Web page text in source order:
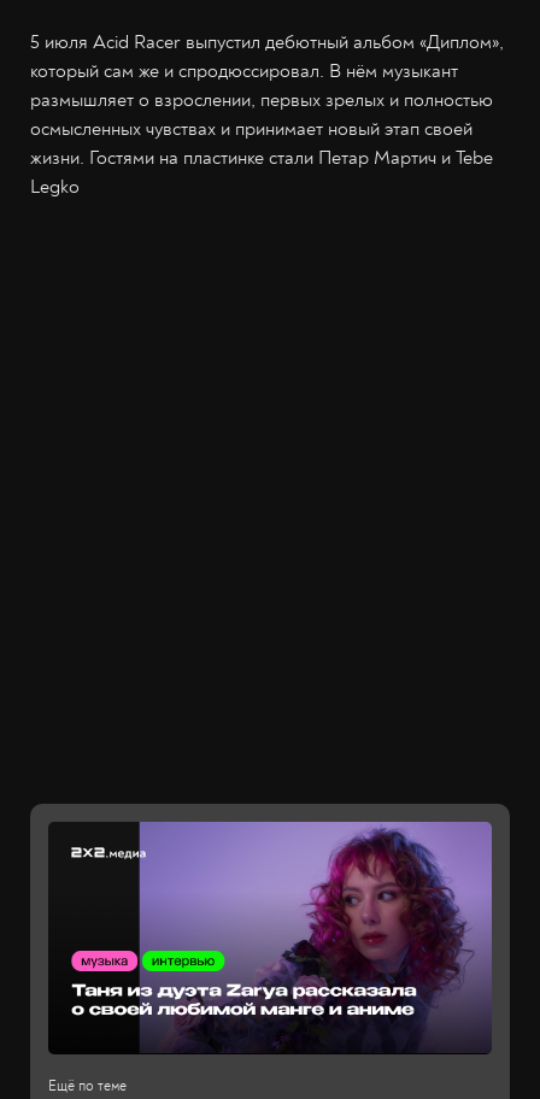
5 июля Acid Racer выпустил дебютный альбом «Диплом»,
который сам же и спродюссировал. В нём музыкант
размышляет о взрослении, первых зрелых и полностью
осмысленных чувствах и принимает новый этап своей
жизни. Гостями на пластинке стали Петар Мартич и Tebe
Legko